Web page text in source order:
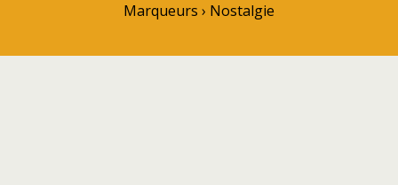
Marqueurs › Nostalgie